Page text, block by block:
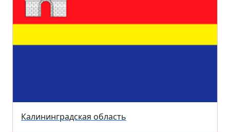
Калининградская область